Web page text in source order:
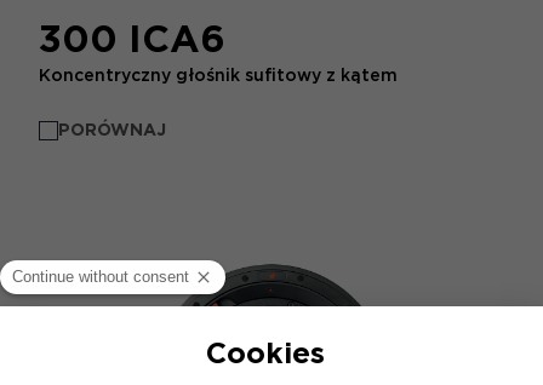
300 ICA6
Koncentryczny głośnik sufitowy z kątem
PORÓWNAJ